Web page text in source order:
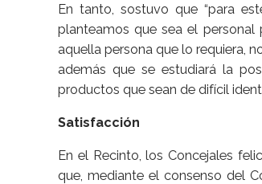
En tanto, sostuvo que “para
planteamos que sea el
aquella persona que lo requiera,
además que se estudiará la
productos que sean de difícil
Satisfacción
En el Recinto, los Concejales
que, mediante el consenso del